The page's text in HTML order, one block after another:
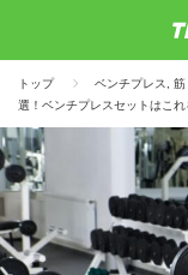
トップ ベンチプレス 筋
選！ベンチプレスセットはこれ